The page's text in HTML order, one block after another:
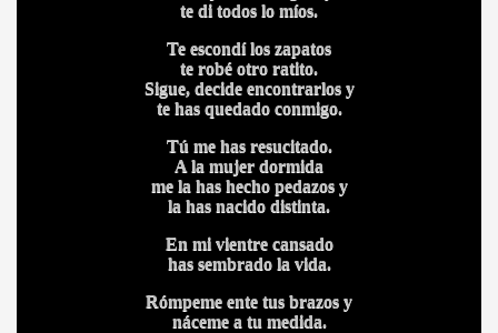
te di todos lo míos.
Te escondí los zapatos
te robé otro ratito.
Sigue, decide encontrarlos y
te has quedado conmigo.
Tú me has resucitado.
A la mujer dormida
me la has hecho pedazos y
la has nacido distinta.
En mi vientre cansado
has sembrado la vida.
Rómpeme ente tus brazos y
náceme a tu medida.